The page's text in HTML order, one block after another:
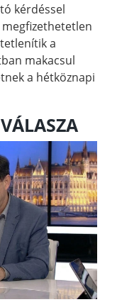
kérdéssel
a
makacsul
a hétköznapi